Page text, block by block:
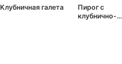
Клубничная галета
Пирог с
клубнично-